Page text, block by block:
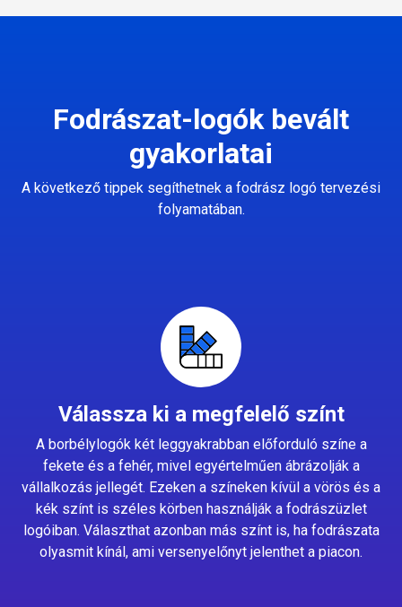
Fodrászat-logók bevált
gyakorlatai
A következő tippek segíthetnek a fodrász logó tervezési
folyamatában.
Válassza ki a megfelelő színt
A borbélylogók két leggyakrabban előforduló színe a
fekete és a fehér, mivel egyértelműen ábrázolják a
vállalkozás jellegét. Ezeken a színeken kívül a vörös és a
kék színt is széles körben használják a fodrászüzlet
logóiban. Választhat azonban más színt is, ha fodrászata
olyasmit kínál, ami versenyelőnyt jelenthet a piacon.